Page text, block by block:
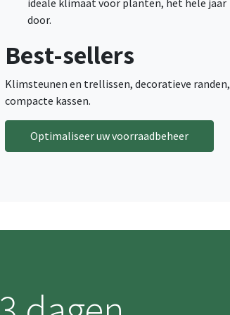
door.
Best-sellers
Klimsteunen en trellissen, decoratieve randen,
compacte kassen.
Optimaliseer uw voorraadbeheer